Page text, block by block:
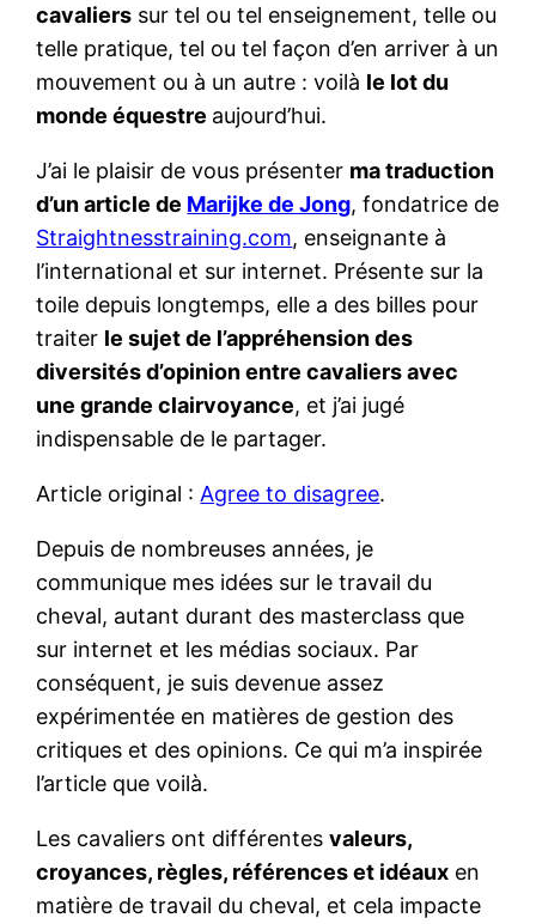
cavaliers sur tel ou tel enseignement, telle ou
telle pratique, tel ou tel façon d’en arriver à un
mouvement ou à un autre : voilà le lot du
monde équestre aujourd’hui.
J’ai le plaisir de vous présenter ma traduction
d’un article de Marijke de Jong, fondatrice de
Straightnesstraining.com, enseignante à
l’international et sur internet. Présente sur la
toile depuis longtemps, elle a des billes pour
traiter le sujet de l’appréhension des
diversités d’opinion entre cavaliers avec
une grande clairvoyance, et j’ai jugé
indispensable de le partager.
Article original : Agree to disagree.
Depuis de nombreuses années, je
communique mes idées sur le travail du
cheval, autant durant des masterclass que
sur internet et les médias sociaux. Par
conséquent, je suis devenue assez
expérimentée en matières de gestion des
critiques et des opinions. Ce qui m’a inspirée
l’article que voilà.
Les cavaliers ont différentesvaleurs,
croyances, règles, références et idéaux en
matière de travail du cheval, et cela impacte